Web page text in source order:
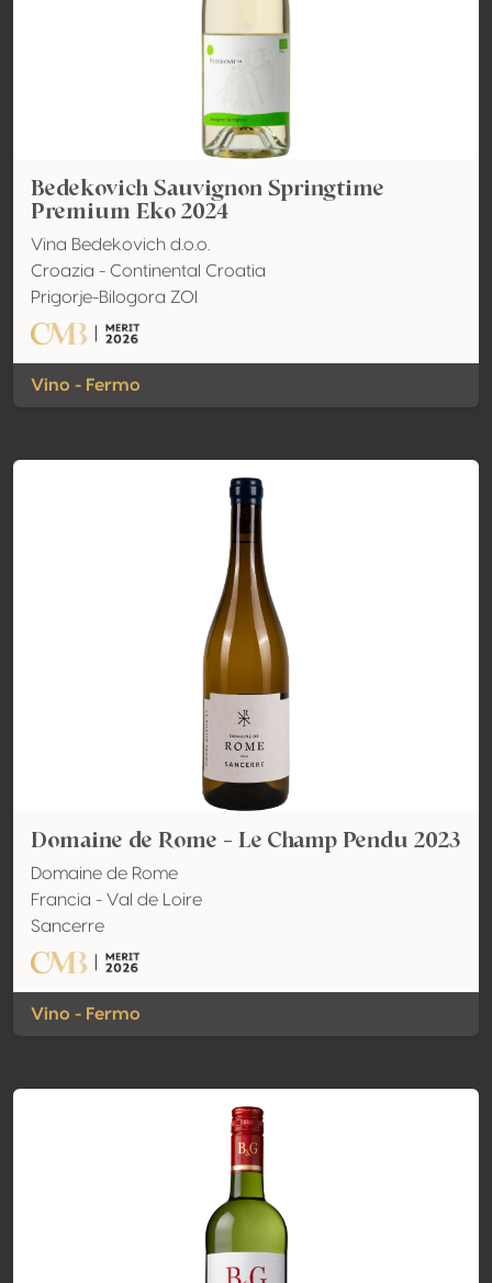
Bedekovich Sauvignon Springtime
Premium Eko 2024
Vina Bedekovich d.o.o.
Croazia - Continental Croatia
Prigorje-Bilogora ZOI
Vino - Fermo
Domaine de Rome - Le Champ Pendu 2023
Domaine de Rome
Francia - Val de Loire
Sancerre
Vino - Fermo